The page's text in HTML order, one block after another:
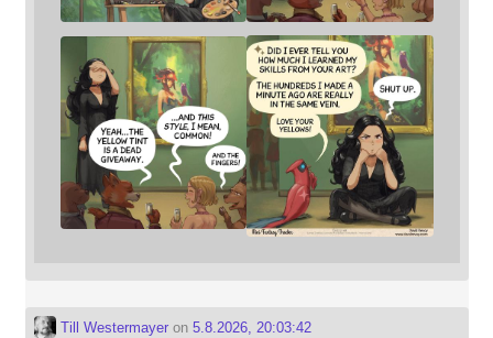
Till Westermayeron 5.8.2026, 20:03:42